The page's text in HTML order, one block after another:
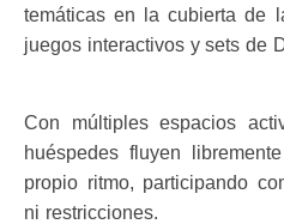
temáticas en la cubierta de
juegos interactivos y sets de
Con múltiples espacios
huéspedes fluyen
propio ritmo, participando
ni restricciones.